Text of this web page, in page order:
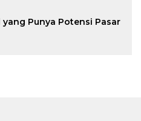
yang Punya Potensi Pasar